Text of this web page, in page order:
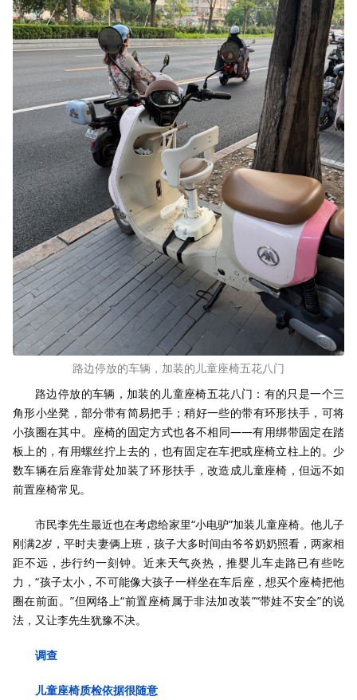
路边停放的车辆，加装的儿童座椅五花八门
路边停放的车辆，加装的儿童座椅五花八门：有的只是一个三
角形小坐凳，部分带有简易把手；稍好一些的带有环形扶手，可将
小孩圈在其中。座椅的固定方式也各不相同——有用绑带固定在踏
板上的，有用螺丝拧上去的，也有固定在车把或座椅立柱上的。少
数车辆在后座靠背处加装了环形扶手，改造成儿童座椅，但远不如
前置座椅常见。
市民李先生最近也在考虑给家里“小电驴”加装儿童座椅。他儿子
刚满2岁，平时夫妻俩上班，孩子大多时间由爷爷奶奶照看，两家相
距不远，步行约一刻钟。近来天气炎热，推婴儿车走路已有些吃
力，“孩子太小，不可能像大孩子一样坐在车后座，想买个座椅把他
圈在前面。”但网络上“前置座椅属于非法加改装”“带娃不安全”的说
法，又让李先生犹豫不决。
调查
儿童座椅质检依据很随意